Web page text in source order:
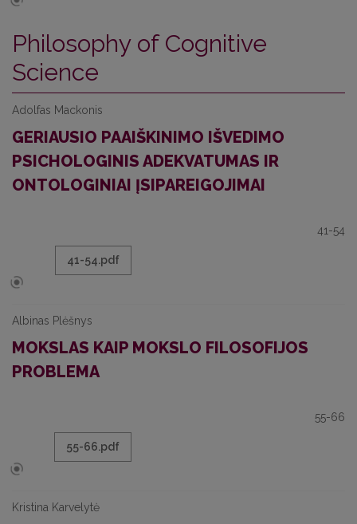
Philosophy of Cognitive
Science
Adolfas Mackonis
GERIAUSIO PAAIŠKINIMO IŠVEDIMO
PSICHOLOGINIS ADEKVATUMAS IR
ONTOLOGINIAI ĮSIPAREIGOJIMAI
41-54
41-54.pdf
Albinas Plėšnys
MOKSLAS KAIP MOKSLO FILOSOFIJOS
PROBLEMA
55-66
55-66.pdf
Kristina Karvelytė